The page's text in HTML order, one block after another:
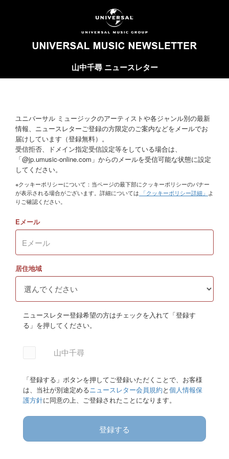
山中千尋 ニュースレター
ユニバーサル ミュージックのアーティストや各ジャンル別の最新
情報、ニュースレターご登録の方限定のご案内などをメールでお
届けしています（登録無料）。
受信拒否、ドメイン指定受信設定等をしている場合は、
「@jp.umusic-online.com」からのメールを受信可能な状態に設定
してください。
※クッキーポリシーについて：当ページの最下部にクッキーポリシーのバナー
が表示される場合がございます。詳細については 「クッキーポリシー詳細」 よ
りご確認ください。
Eメール
居住地域
ニュースレター登録希望の方はチェックを入れて「登録す
る」を押してください。
山中千尋
「登録する」ボタンを押してご登録いただくことで、お客様
は、当社が別途定めるニュースレター会員規約と個人情報保
護方針に同意の上、ご登録されたことになります。
登録する